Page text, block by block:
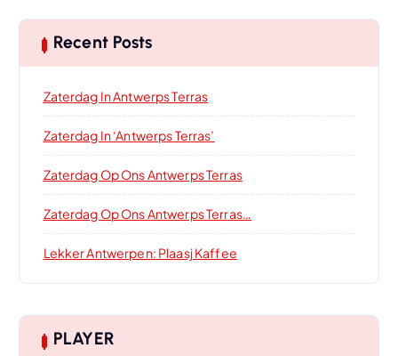
Recent Posts
Zaterdag In Antwerps Terras
Zaterdag In ‘Antwerps Terras’
Zaterdag Op Ons Antwerps Terras
Zaterdag Op Ons Antwerps Terras…
Lekker Antwerpen: Plaasj Kaffee
PLAYER